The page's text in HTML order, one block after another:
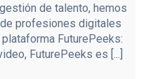
de talento, hemos
profesiones digitales
FuturePeeks:
FuturePeeks es [...]